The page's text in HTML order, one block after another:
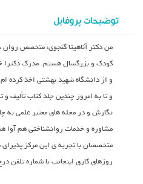
توضیحات پروفایل
من دکتر آناهیتا گنجوی، متخصص روان
کودک و بزرگسال هستم. مدرک دکترا
و از دانشگاه شهید بهشتی اخذ کرده
و تا به امروز چندین جلد کتاب تألیف
نگارش و در مجله های معتبر علمی به
مشاوره و خدمات روانشناختی هم آوا
متخصصان با تجربه ی این مرکز
روزهای کاری اینجانب با شماره تلفن